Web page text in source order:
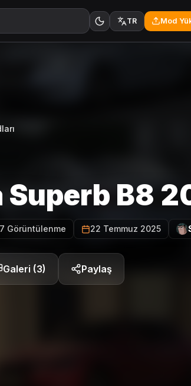
TR Mod
Superb B8
Görüntülenme 22 Temmuz 2025
Galeri (3) Paylaş